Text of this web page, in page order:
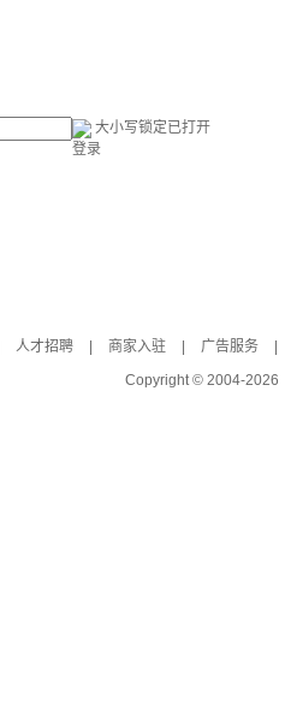
大小写锁定已打开
登录
人才招聘 商家入驻 广告服务
Copyright © 2004-2026